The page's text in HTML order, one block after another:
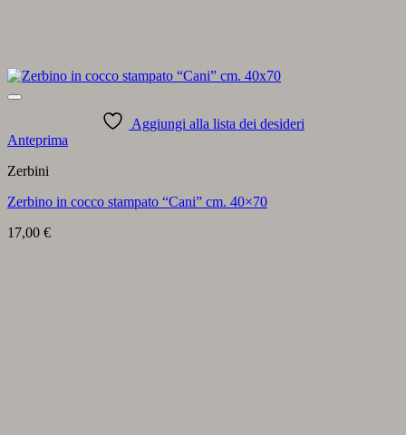
Aggiungi alla lista dei desideri
Anteprima
Zerbini
Zerbino in cocco stampato “Cani” cm. 40×70
17,00 €